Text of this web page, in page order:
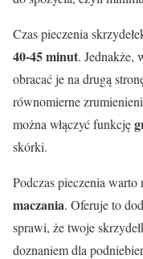
Czas pieczenia
40-45 minut. Jednakże,
obracać je na drugą
równomierne
można włączyć funkcję
skórki.
Podczas pieczenia
maczania. Oferuje to
sprawi, że twoje
doznaniem dla